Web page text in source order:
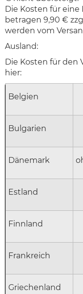
Die Kosten für
betragen 9,90 €
werden vom
Ausland:
Die Kosten für den
hier:
Belgien
Bulgarien
Dänemark
Estland
Finnland
Frankreich
Griechenland